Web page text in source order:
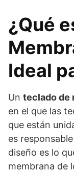
¿Qué
Ideal
Un teclado de
en el que las
que están
es
diseño es lo
membrana de